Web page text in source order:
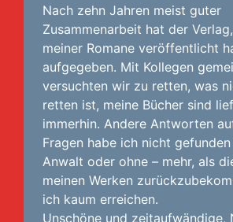
Nach zehn Jahren meist guter
Zusammenarbeit hat der
meiner Romane veröffentlicht
aufgegeben. Mit Kollegen
versuchten wir zu retten, was
retten ist, meine Bücher sind
immerhin. Andere Antworten
Fragen habe ich nicht
Anwalt oder ohne – mehr, als
meinen Werken
ich kaum erreichen.
Unschöne und zeitaufwändige,